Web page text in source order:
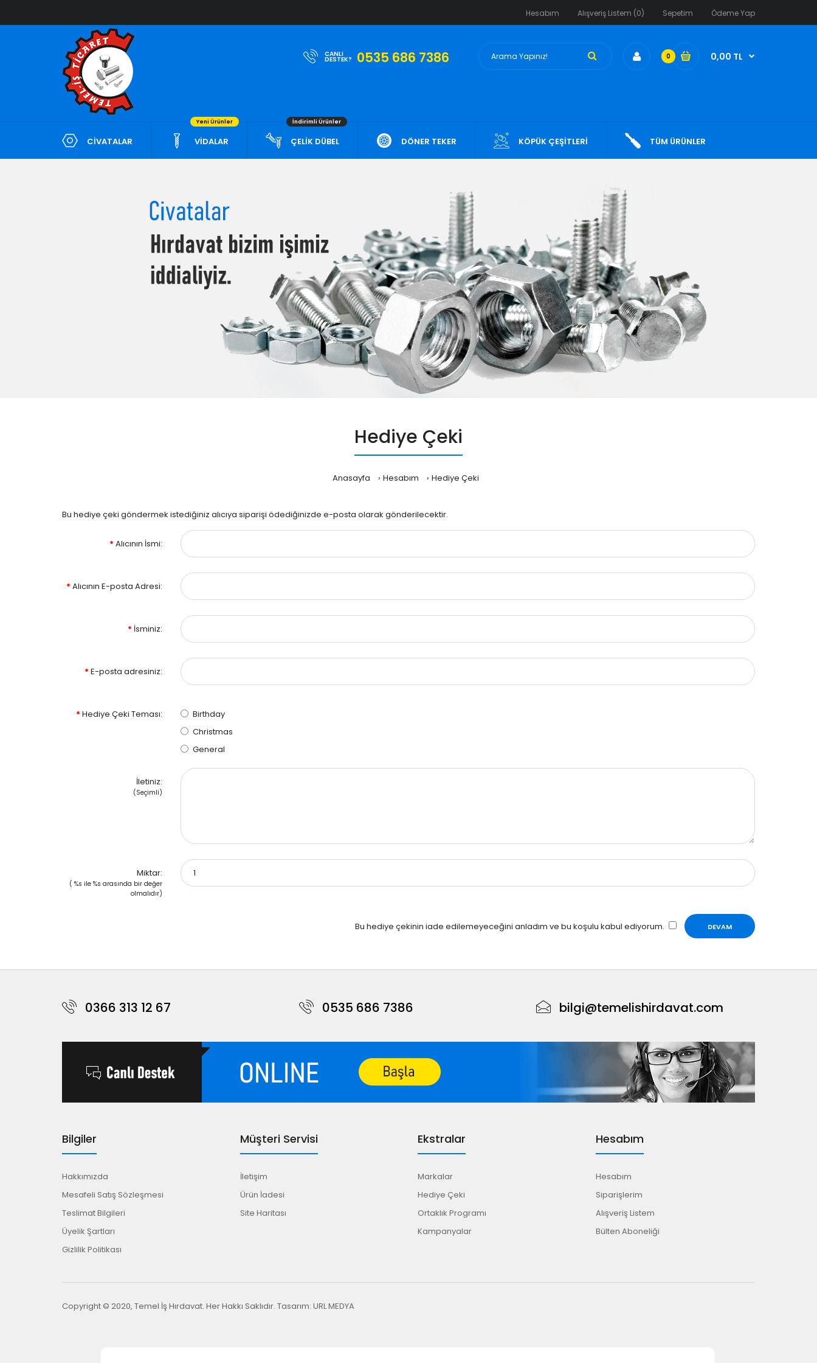
Hesabım Alışveriş Listem (0) Sepetim Ödeme Yap
CANLI
DESTEK? 0535 686 7386 0 0,00 TL
CİVATALAR VİDALAR
Yeni Ürünler
ÇELİK DÜBEL
İndirimli Ürünler
DÖNER TEKER KÖPÜK ÇEŞİTLERİ TÜM ÜRÜNLER
Hediye Çeki
Anasayfa Hesabım Hediye Çeki
Bu hediye çeki göndermek istediğiniz alıcıya siparişi ödediğinizde e-posta olarak gönderilecektir.
Alıcının İsmi:
Alıcının E-posta Adresi:
İsminiz:
E-posta adresiniz:
Hediye Çeki Teması:
Birthday
Christmas
General
İletiniz:
(Seçimli)
Miktar:
( %s ile %s arasında bir değer
olmalıdır)
Bu hediye çekinin iade edilemeyeceğini anladım ve bu koşulu kabul ediyorum.
0366 313 12 67 0535 686 7386 bilgi@temelishirdavat.com
Bilgiler
Hakkımızda
Mesafeli Satış Sözleşmesi
Teslimat Bilgileri
Üyelik Şartları
Gizlilik Politikası
Müşteri Servisi
İletişim
Ürün İadesi
Site Haritası
Ekstralar
Markalar
Hediye Çeki
Ortaklık Programı
Kampanyalar
Hesabım
Hesabım
Siparişlerim
Alışveriş Listem
Bülten Aboneliği
Copyright © 2020, Temel İş Hırdavat. Her Hakkı Saklıdır. Tasarım: URL MEDYA